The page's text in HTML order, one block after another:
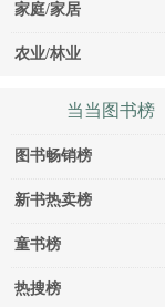
家庭/家居
农业/林业
当当图书榜
图书畅销榜
新书热卖榜
童书榜
热搜榜